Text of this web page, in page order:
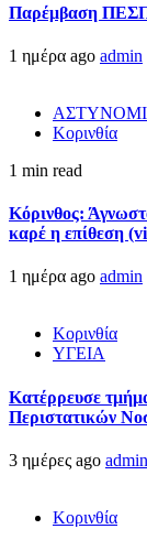
Παρέμβαση
1 ημέρα ago admin
Κορινθία
1 min read
Κόρινθος:
καρέ η επίθεση
1 ημέρα ago admin
Κορινθία
ΥΓΕΙΑ
Kατέρρευσε
Περιστατικών
3 ημέρες ago admin
Κορινθία